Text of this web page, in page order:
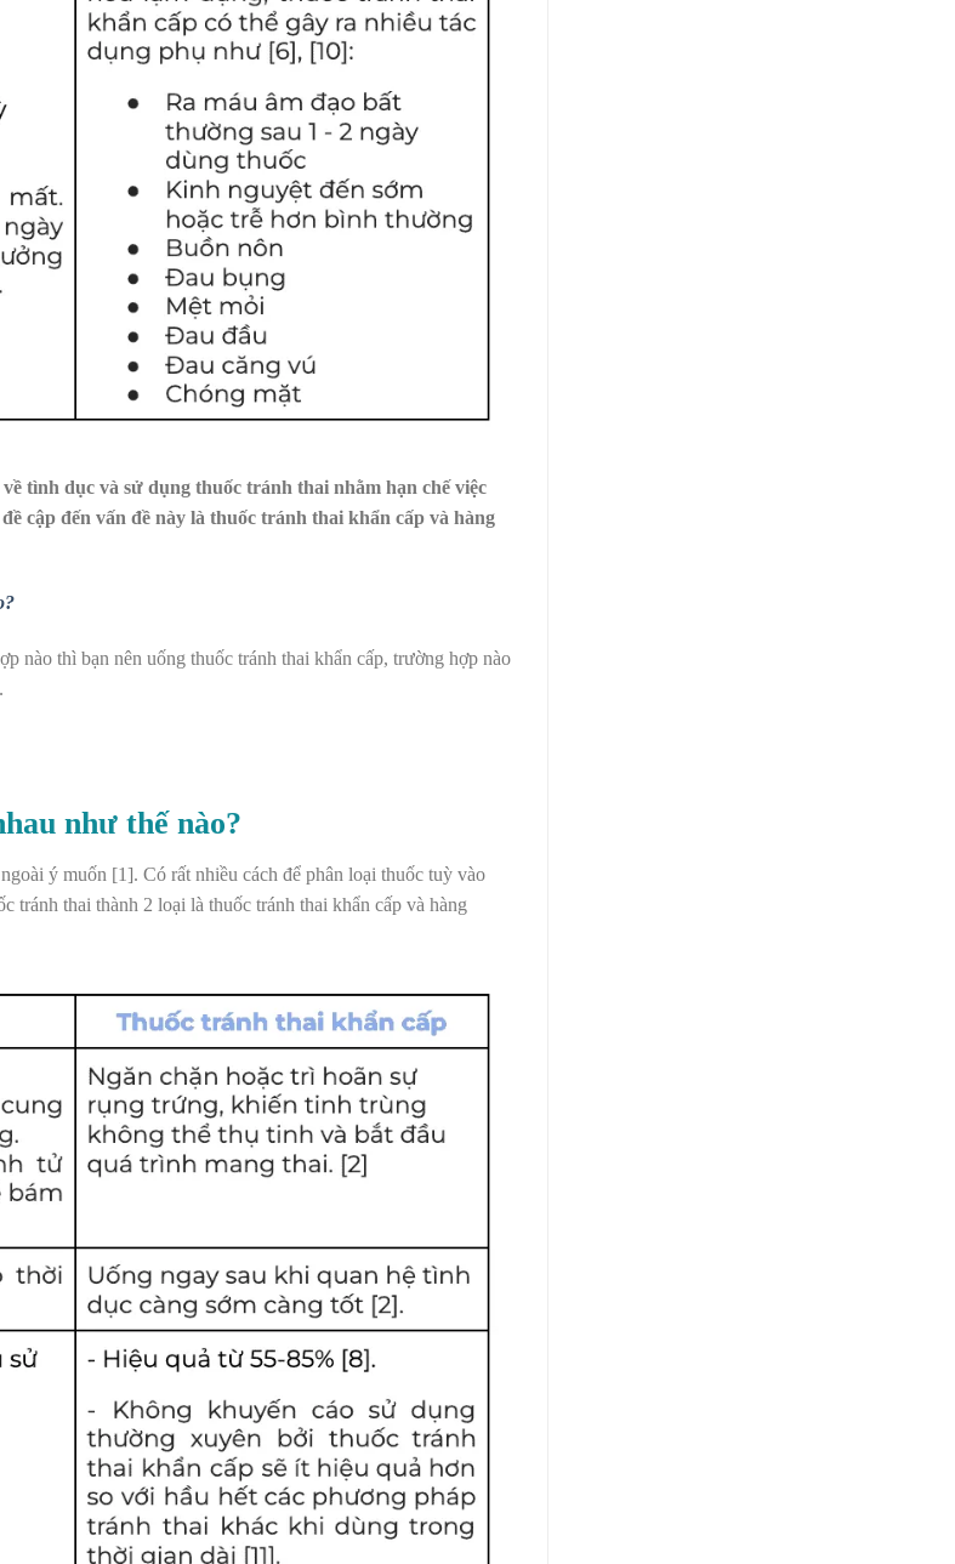
tình dục và sử dụng thuốc tránh thai nhằm hạn chế việc
cập đến vấn đề này là thuốc tránh thai khẩn cấp và hàng
nào thì bạn nên uống thuốc tránh thai khẩn cấp, trường hợp nào
như thế nào?
ý muốn [1]. Có rất nhiều cách để phân loại thuốc tuỳ vào
tránh thai thành 2 loại là thuốc tránh thai khẩn cấp và hàng